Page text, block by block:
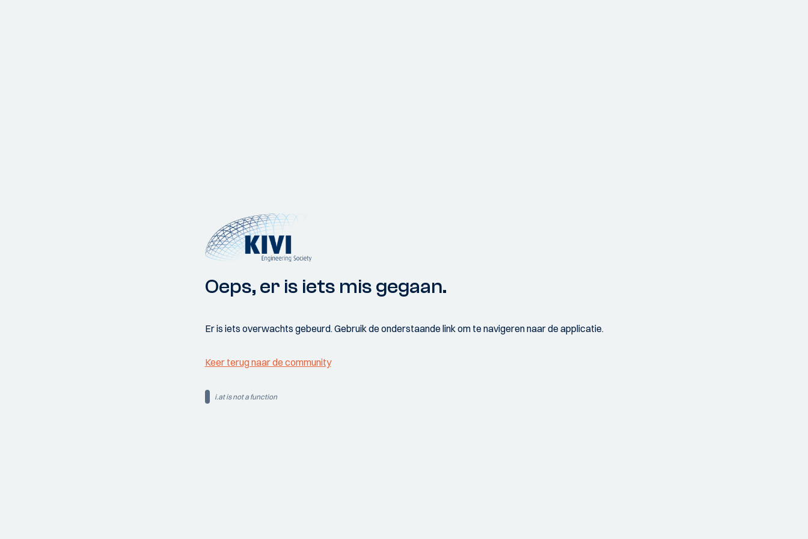
Oeps, er is iets mis gegaan.
Er is iets overwachts gebeurd. Gebruik de onderstaande link om te navigeren naar de applicatie.
Keer terug naar de community
i.at is not a function